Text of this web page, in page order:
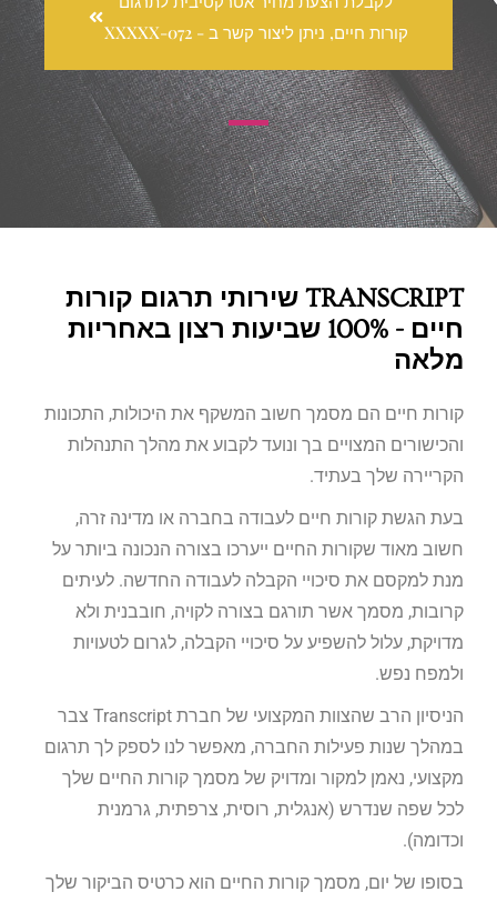
קורות חיים, ניתן ליצור קשר ב - 072-XXXXX
TRANSCRIPT שירותי תרגום קורות
חיים - 100% שביעות רצון באחריות
מלאה
קורות חיים הם מסמך חשוב המשקף את היכולות, התכונות
והכישורים המצויים בך ונועד לקבוע את מהלך התנהלות
הקריירה שלך בעתיד.
בעת הגשת קורות חיים לעבודה בחברה או מדינה זרה,
חשוב מאוד שקורות החיים ייערכו בצורה הנכונה ביותר על
מנת למקסם את סיכויי הקבלה לעבודה החדשה. לעיתים
קרובות, מסמך אשר תורגם בצורה לקויה, חובבנית ולא
מדויקת, עלול להשפיע על סיכויי הקבלה, לגרום לטעויות
ולמפח נפש.
הניסיון הרב שהצוות המקצועי של חברת Transcript צבר
במהלך שנות פעילות החברה, מאפשר לנו לספק לך תרגום
מקצועי, נאמן למקור ומדויק של מסמך קורות החיים שלך
לכל שפה שנדרש (אנגלית, רוסית, צרפתית, גרמנית
וכדומה).
בסופו של יום, מסמך קורות החיים הוא כרטיס הביקור שלך